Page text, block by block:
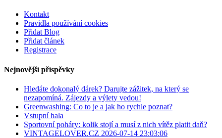
Kontakt
Pravidla používání cookies
Přidat Blog
Přidat článek
Registrace
Nejnovější příspěvky
Hledáte dokonalý dárek? Darujte zážitek, na který se
nezapomíná. Zájezdy a výlety vedou!
Greenwashing: Co to je a jak ho rychle poznat?
Vstupní hala
Sportovní poháry: kolik stojí a musí z nich vítěz platit daň?
VINTAGELOVER.CZ 2026-07-14 23:03:06